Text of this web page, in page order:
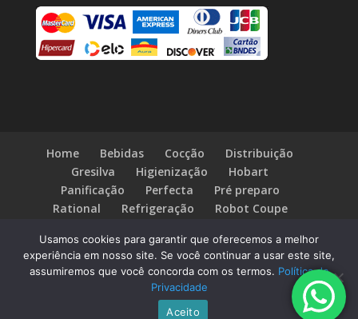
Home Bebidas Cocção
Distribuição
Gresilva
Higienização
Hobart
Panificação
Perfecta
Pré preparo
Rational
Refrigeração
Robot Coupe
© Direitos Reservados Rioday Equipamentos
Industriais - Desenvolvido por:
Usamos cookies para garantir que oferecemos a melhor
experiência em nosso site. Se você continuar a usar este site,
assumiremos que você concorda com os termos. Política de
Privacidade
Aceito